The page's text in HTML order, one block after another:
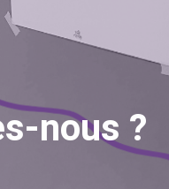
nous ?